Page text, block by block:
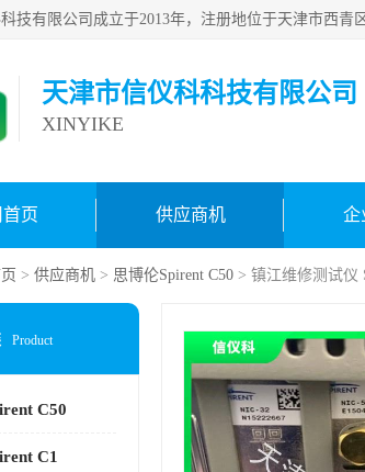
天津市信仪科科技有限公司
XINYIKE
页 供应商机 企
> 供应商机 > 思博伦Spirent C50 > 镇江维修测试仪
Product
C50
C1